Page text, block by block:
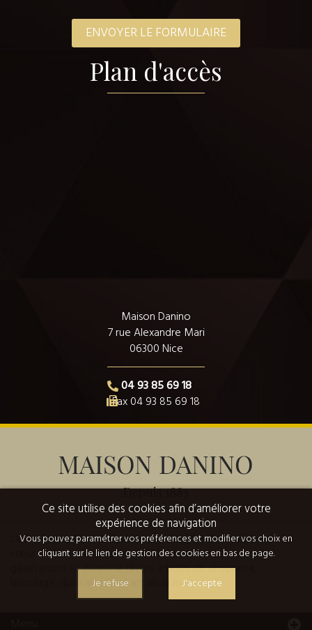
Plan d'accès
Maison Danino
7 rue Alexandre Mari
06300 Nice
04 93 85 69 18
Fax 04 93 85 69 18
La Droguerie Danino Cristalor, société familiale implantée au
cœur de Nice depuis plus de 130 ans, est riche de quatre
générations et propose divers articles de droguerie,
bricolage, quincaillerie et art de la maison.
Ce site utilise des cookies afin d’améliorer votre
expérience de navigation
Vous pouvez paramétrer vos préférences et modifier vos choix en
cliquant sur le lien de gestion des cookies en bas de page.
Je refuse J'accepte